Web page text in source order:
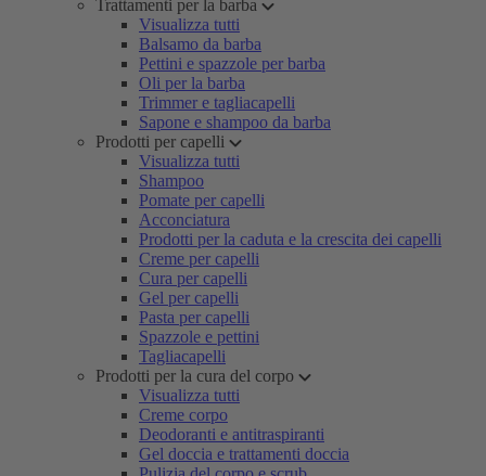
Trattamenti per la barba
Visualizza tutti
Balsamo da barba
Pettini e spazzole per barba
Oli per la barba
Trimmer e tagliacapelli
Sapone e shampoo da barba
Prodotti per capelli
Visualizza tutti
Shampoo
Pomate per capelli
Acconciatura
Prodotti per la caduta e la crescita dei capelli
Creme per capelli
Cura per capelli
Gel per capelli
Pasta per capelli
Spazzole e pettini
Tagliacapelli
Prodotti per la cura del corpo
Visualizza tutti
Creme corpo
Deodoranti e antitraspiranti
Gel doccia e trattamenti doccia